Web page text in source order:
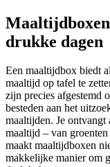
drukke dagen
Een maaltijdbox biedt
maaltijd op tafel te
zijn precies afgestemd
besteden aan het
maaltijden. Je
maaltijd – van
maakt maaltijdboxen
makkelijke manier om